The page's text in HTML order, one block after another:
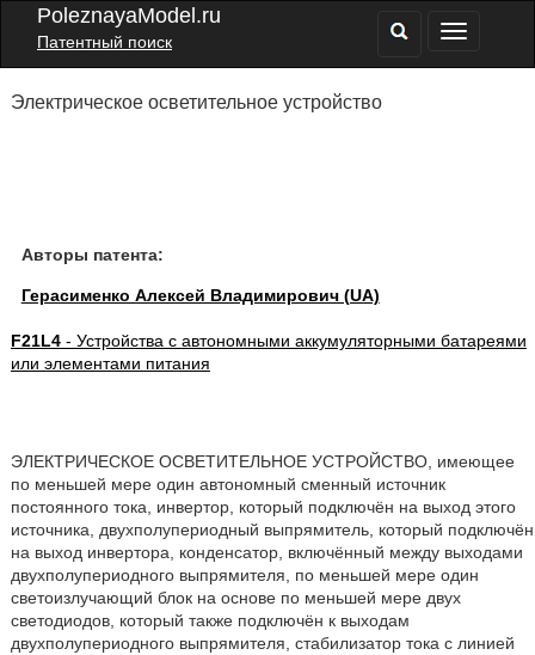
PoleznayaModel.ru
Патентный поиск
Электрическое осветительное устройство
Авторы патента:
Герасименко Алексей Владимирович (UA)
F21L4- Устройства с автономными аккумуляторными батареями
или элементами питания
ЭЛЕКТРИЧЕСКОЕ ОСВЕТИТЕЛЬНОЕ УСТРОЙСТВО, имеющее
по меньшей мере один автономный сменный источник
постоянного тока, инвертор, который подключён на выход этого
источника, двухполупериодный выпрямитель, который подключён
на выход инвертора, конденсатор, включённый между выходами
двухполупериодного выпрямителя, по меньшей мере один
светоизлучающий блок на основе по меньшей мере двух
светодиодов, который также подключён к выходам
двухполупериодного выпрямителя, стабилизатор тока с линией